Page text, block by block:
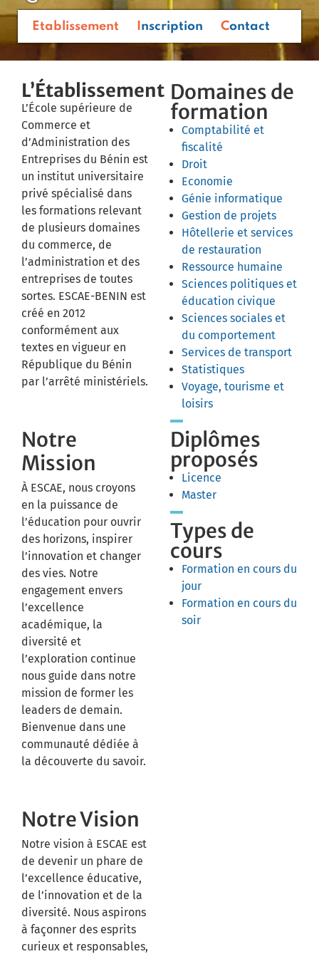
Etablissement Inscription Contact
L’Établissement
L’École supérieure de
Commerce et
d’Administration des
Entreprises du Bénin est
un institut universitaire
privé spécialisé dans
les formations relevant
de plusieurs domaines
du commerce, de
l’administration et des
entreprises de toutes
sortes. ESCAE-BENIN est
créé en 2012
conformément aux
textes en vigueur en
République du Bénin
par l’arrêté ministériels.
Notre
Mission
À ESCAE, nous croyons
en la puissance de
l’éducation pour ouvrir
des horizons, inspirer
l’innovation et changer
des vies. Notre
engagement envers
l’excellence
académique, la
diversité et
l’exploration continue
nous guide dans notre
mission de former les
leaders de demain.
Bienvenue dans une
communauté dédiée à
la découverte du savoir.
Notre Vision
Notre vision à ESCAE est
de devenir un phare de
l’excellence éducative,
de l’innovation et de la
diversité. Nous aspirons
à façonner des esprits
curieux et responsables,
Domaines de
formation
Comptabilité et
fiscalité
Droit
Economie
Génie informatique
Gestion de projets
Hôtellerie et services
de restauration
Ressource humaine
Sciences politiques et
éducation civique
Sciences sociales et
du comportement
Services de transport
Statistiques
Voyage, tourisme et
loisirs
Diplômes
proposés
Licence
Master
Types de
cours
Formation en cours du
jour
Formation en cours du
soir